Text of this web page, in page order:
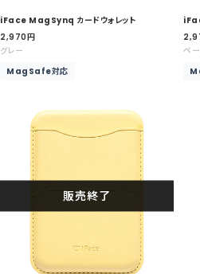
iFace MagSynq カードウォレット
セ
ー
価
2,970円
グレー
MagSafe対応
セ
ー
価
ペ
販売終了